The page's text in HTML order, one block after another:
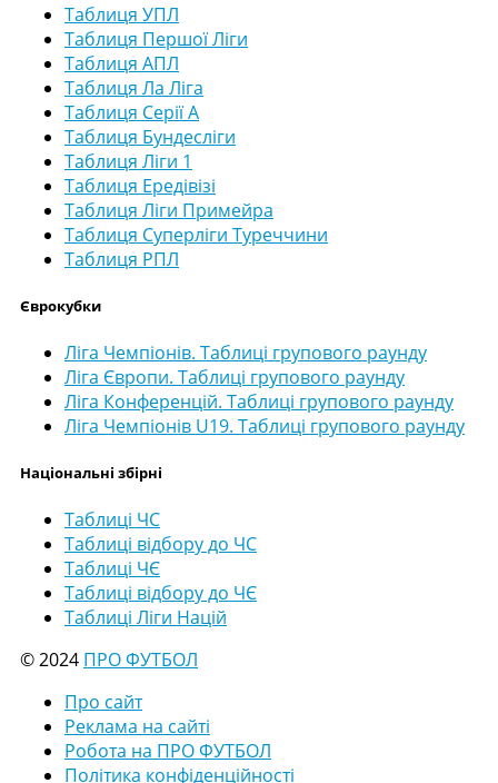
Таблиця УПЛ
Таблиця Першої Ліги
Таблиця АПЛ
Таблиця Ла Ліга
Таблиця Серії А
Таблиця Бундесліги
Таблиця Ліги 1
Таблиця Ередівізі
Таблиця Ліги Примейра
Таблиця Суперліги Туреччини
Таблиця РПЛ
Єврокубки
Ліга Чемпіонів. Таблиці групового раунду
Ліга Європи. Таблиці групового раунду
Ліга Конференцій. Таблиці групового раунду
Ліга Чемпіонів U19. Таблиці групового раунду
Національні збірні
Таблиці ЧС
Таблиці відбору до ЧС
Таблиці ЧЄ
Таблиці відбору до ЧЄ
Таблиці Ліги Націй
© 2024 ПРО ФУТБОЛ
Про сайт
Реклама на сайті
Робота на ПРО ФУТБОЛ
Політика конфіденційності